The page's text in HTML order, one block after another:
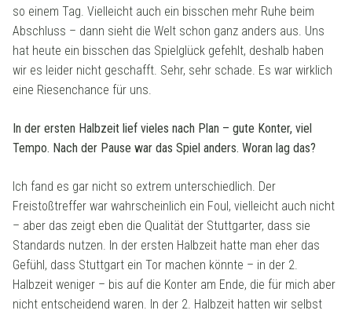
so einem Tag. Vielleicht auch ein bisschen mehr Ruhe beim
Abschluss – dann sieht die Welt schon ganz anders aus. Uns
hat heute ein bisschen das Spielglück gefehlt, deshalb haben
wir es leider nicht geschafft. Sehr, sehr schade. Es war wirklich
eine Riesenchance für uns.
In der ersten Halbzeit lief vieles nach Plan – gute Konter, viel
Tempo. Nach der Pause war das Spiel anders. Woran lag das?
Ich fand es gar nicht so extrem unterschiedlich. Der
Freistoßtreffer war wahrscheinlich ein Foul, vielleicht auch nicht
– aber das zeigt eben die Qualität der Stuttgarter, dass sie
Standards nutzen. In der ersten Halbzeit hatte man eher das
Gefühl, dass Stuttgart ein Tor machen könnte – in der 2.
Halbzeit weniger – bis auf die Konter am Ende, die für mich aber
nicht entscheidend waren. In der 2. Halbzeit hatten wir selbst